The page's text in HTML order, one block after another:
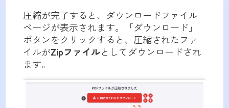
圧縮が完了すると、ダウンロードファイル
ページが表示されます。「ダウンロード」
ボタンをクリックすると、圧縮されたファ
イルがZipファイルとしてダウンロードされ
ます。